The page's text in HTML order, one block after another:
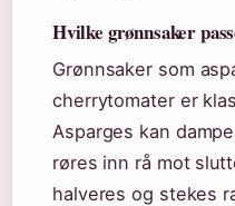
Hvilke grønnsaker
Grønnsaker som
cherrytomater er
Asparges kan
røres inn rå mot
halveres og stekes